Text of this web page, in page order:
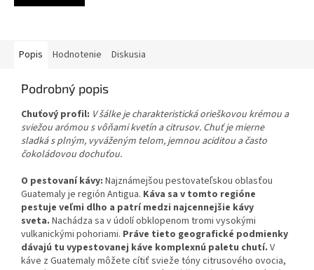
Popis Hodnotenie Diskusia
Podrobný popis
Chuťový profil: V šálke je charakteristická orieškovou krémou a
sviežou arómou s vôňami kvetín a citrusov. Chuť je mierne
sladká s plným, vyváženým telom, jemnou aciditou a často
čokoládovou dochuťou.
O pestovaní kávy: Najznámejšou pestovateľskou oblasťou
Guatemaly je región Antigua. Káva sa v tomto regióne
pestuje veľmi dlho a patrí medzi najcennejšie kávy
sveta. Nachádza sa v údolí obklopenom tromi vysokými
vulkanickými pohoriami. Práve tieto geografické podmienky
dávajú tu vypestovanej káve komplexnú paletu chutí. V
káve z Guatemaly môžete cítiť svieže tóny citrusového ovocia,